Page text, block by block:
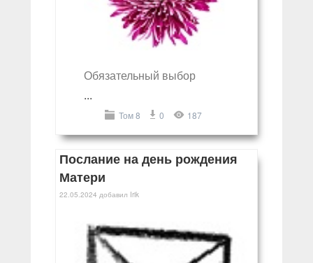
Обязательный выбор
...
Том 8 0 187
Послание на день рождения
Матери
22.05.2024 добавил Irik